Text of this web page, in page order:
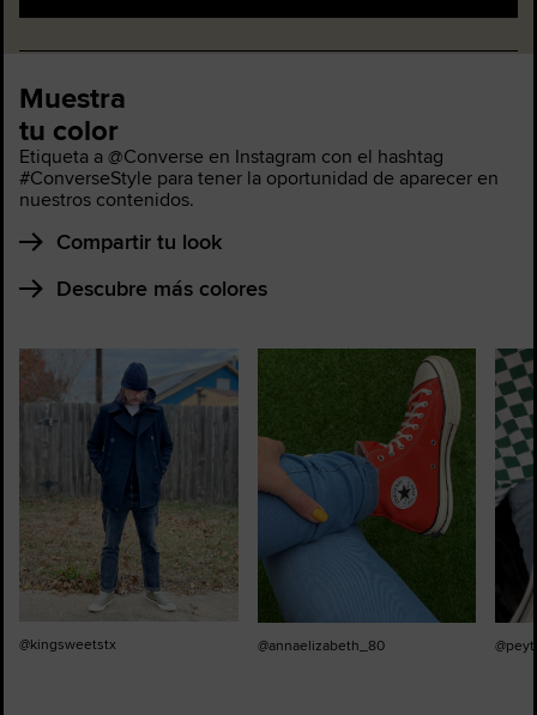
Muestra
tu color
Etiqueta a @Converse en Instagram con el hashtag
#ConverseStyle para tener la oportunidad de aparecer en
nuestros contenidos.
Compartir tu look
Descubre más colores
@kingsweetstx @annaelizabeth_80